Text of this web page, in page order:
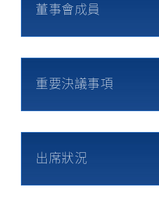
董事會成員
重要決議事項
出席狀況